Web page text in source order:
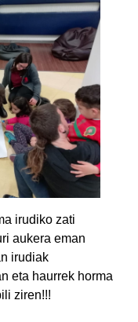
irudiko zati
aukera eman
irudiak
eta haurrek horma
ziren!!!